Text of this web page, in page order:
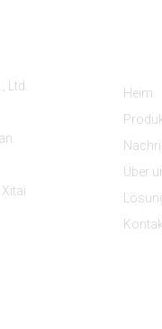
Ltd.
Heim
Über